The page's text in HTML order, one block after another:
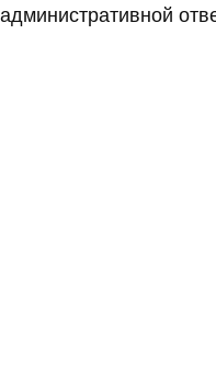
административной